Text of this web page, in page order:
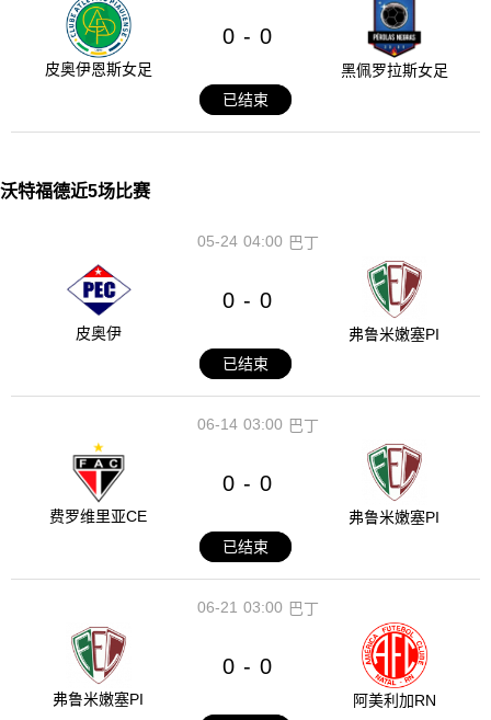
皮奥伊恩斯女足
0 - 0
黑佩罗拉斯女足
已结束
沃特福德近5场比赛
04:00
05-24 巴丁
皮奥伊
0 - 0
弗鲁米嫩塞PI
已结束
03:00
06-14 巴丁
费罗维里亚CE
0 - 0
弗鲁米嫩塞PI
已结束
03:00
06-21 巴丁
弗鲁米嫩塞PI
0 - 0
阿美利加RN